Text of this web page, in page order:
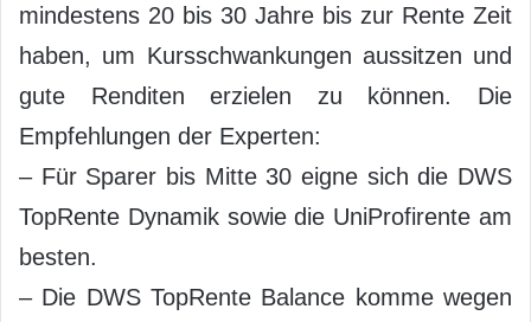
mindestens 20 bis 30 Jahre bis zur Rente Zeit
haben, um Kursschwankungen aussitzen und
gute Renditen erzielen zu können. Die
Empfehlungen der Experten:
– Für Sparer bis Mitte 30 eigne sich die DWS
TopRente Dynamik sowie die UniProfirente am
besten.
– Die DWS TopRente Balance komme wegen